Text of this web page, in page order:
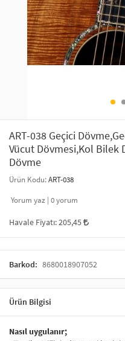
SAÇ AKSESUARLARI
GELİN / DÜĞÜN AKSESUARLARI
TELEFON ASKISI
ŞAL VE FULAR
ODA KOKUSU VE MUM
PARTİ SÜSLERİ
YILBAŞI ÜRÜNLERİ
KULLAN AT TABAK BARDAK SETİ
ART-038 Geçici
Vücut Dövmesi,Kol Bilek
Dövme
Ürün Kodu:ART-038
Yorum yaz | 0yorum
Havale Fiyatı:205,45
Barkod: 8680018907052
Ürün Bilgisi
Nasıl uygulanır;